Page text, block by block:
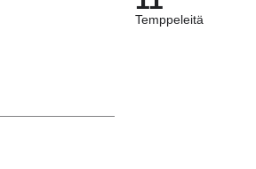
Temppeleitä